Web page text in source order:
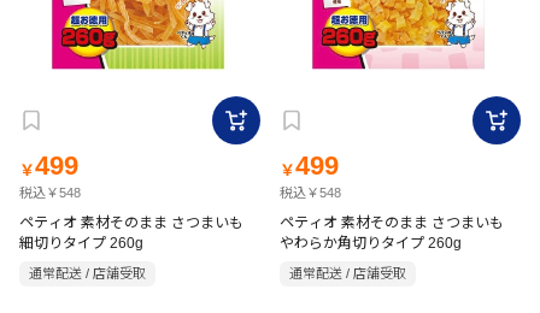
￥499
税込￥548
ペティオ 素材そのまま さつまいも
細切りタイプ 260g
通常配送 / 店舗受取
￥499
税込￥548
ペティオ 素材そのまま さつまいも
やわらか角切りタイプ 260g
通常配送 / 店舗受取